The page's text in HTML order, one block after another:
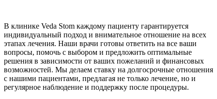
В клинике Veda Stom каждому пациенту гарантируется
индивидуальный подход и внимательное отношение на всех
этапах лечения. Наши врачи готовы ответить на все ваши
вопросы, помочь с выбором и предложить оптимальные
решения в зависимости от ваших пожеланий и финансовых
возможностей. Мы делаем ставку на долгосрочные отношения
с нашими пациентами, предлагая не только лечение, но и
регулярное наблюдение и поддержку после процедуры.